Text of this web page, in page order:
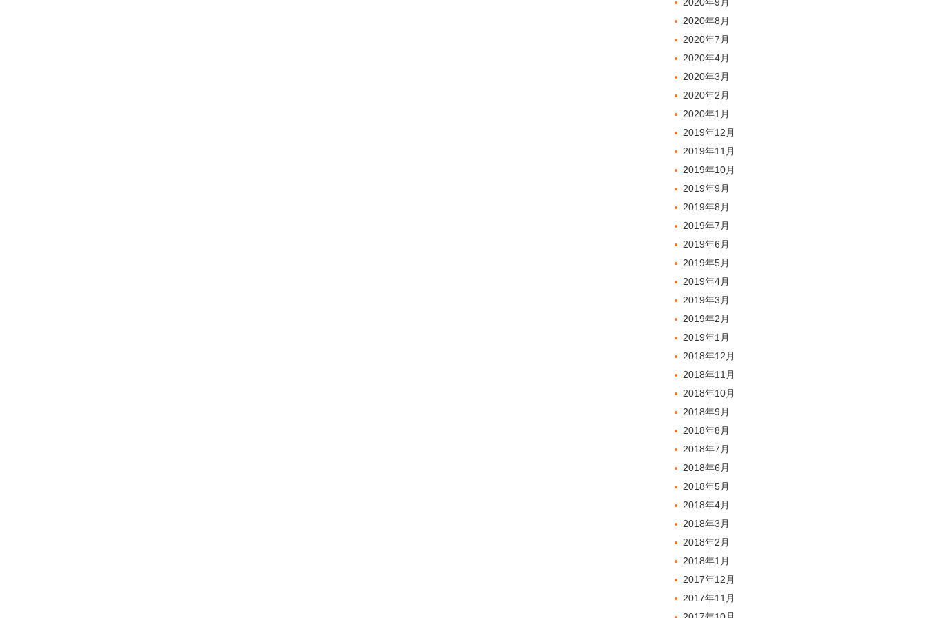
2020年8月
2020年7月
2020年4月
2020年3月
2020年2月
2020年1月
2019年12月
2019年11月
2019年10月
2019年9月
2019年8月
2019年7月
2019年6月
2019年5月
2019年4月
2019年3月
2019年2月
2019年1月
2018年12月
2018年11月
2018年10月
2018年9月
2018年8月
2018年7月
2018年6月
2018年5月
2018年4月
2018年3月
2018年2月
2018年1月
2017年12月
2017年11月